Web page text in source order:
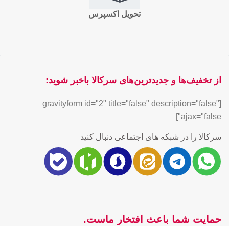
تحویل اکسپرس
از تخفیف‌ها و جدیدترین‌های سرکالا باخبر شوید:
[gravityform id="2" title="false" description="false"
ajax="false"]
سرکالا را در شبکه های اجتماعی دنبال کنید
حمایت شما باعث افتخار ماست.